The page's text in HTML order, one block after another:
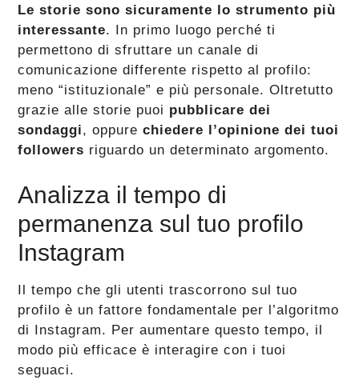
Le storie sono sicuramente lo strumento più
interessante. In primo luogo perché ti
permettono di sfruttare un canale di
comunicazione differente rispetto al profilo:
meno “istituzionale” e più personale. Oltretutto
grazie alle storie puoi pubblicare dei
sondaggi, oppurechiedere l’opinione dei tuoi
followers riguardo un determinato argomento.
Analizza il tempo di
permanenza sul tuo profilo
Instagram
Il tempo che gli utenti trascorrono sul tuo
profilo è un fattore fondamentale per l’algoritmo
di Instagram. Per aumentare questo tempo, il
modo più efficace è interagire con i tuoi
seguaci.